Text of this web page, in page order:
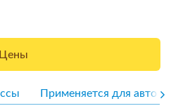
Цены
Применяется для авто